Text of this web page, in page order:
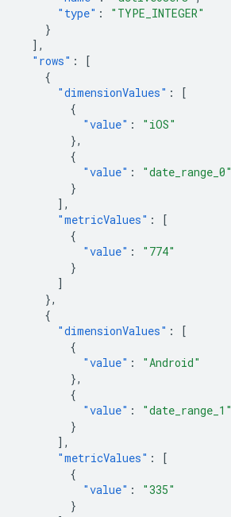
"type" :
"TYPE_INTEGER"
}
],
"rows" :
[
{
"dimensionValues" :
[
{
"value" :
"iOS"
},
{
"value" :
"date_range_0"
}
],
"metricValues" :
[
{
"value" :
"774"
}
]
},
{
"dimensionValues" :
[
{
"value" :
"Android"
},
{
"value" :
"date_range_1"
}
],
"metricValues" :
[
{
"value" :
"335"
}